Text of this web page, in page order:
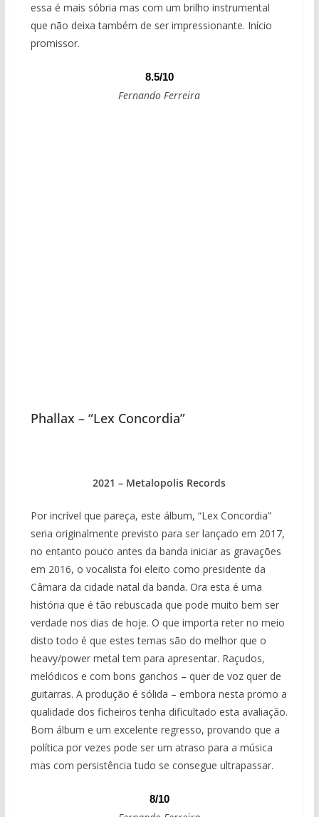
essa é mais sóbria mas com um brilho instrumental
que não deixa também de ser impressionante. Início
promissor.
8.5/10
Fernando Ferreira
Phallax – “Lex Concordia”
2021 – Metalopolis Records
Por incrível que pareça, este álbum, “Lex Concordia”
seria originalmente previsto para ser lançado em 2017,
no entanto pouco antes da banda iniciar as gravações
em 2016, o vocalista foi eleito como presidente da
Câmara da cidade natal da banda. Ora esta é uma
história que é tão rebuscada que pode muito bem ser
verdade nos dias de hoje. O que importa reter no meio
disto todo é que estes temas são do melhor que o
heavy/power metal tem para apresentar. Raçudos,
melódicos e com bons ganchos – quer de voz quer de
guitarras. A produção é sólida – embora nesta promo a
qualidade dos ficheiros tenha dificultado esta avaliação.
Bom álbum e um excelente regresso, provando que a
política por vezes pode ser um atraso para a música
mas com persistência tudo se consegue ultrapassar.
8/10